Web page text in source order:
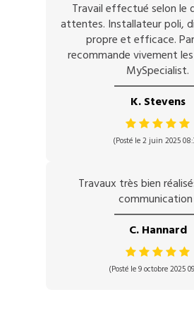
Travail effectué selon le
attentes. Installateur poli,
propre et efficace.
recommande vivement
MySpecialist.
K. Stevens
(Posté le 2 juin 2025
Travaux très bien
communication
C. Hannard
(Posté le 9 octobre 2025